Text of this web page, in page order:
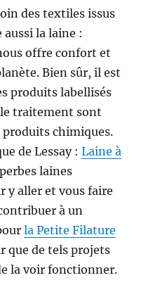
des textiles issus
la laine :
offre confort et
Bien sûr, il est
produits labellisés
traitement sont
chimiques.
de Lessay :Laine à
laines
y aller et vous faire
à un
la Petite Filature
que de tels projets
la voir fonctionner.